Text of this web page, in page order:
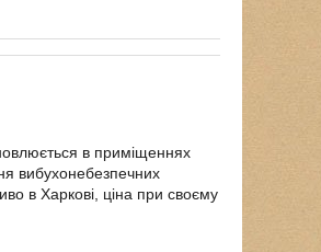
в приміщеннях
вибухонебезпечних
в Харкові, ціна при своєму